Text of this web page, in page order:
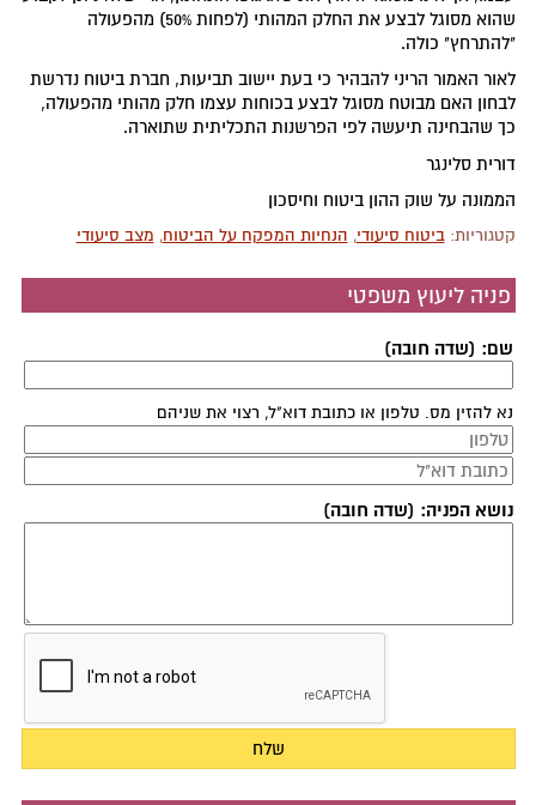
שהוא מסוגל לבצע את החלק המהותי (לפחות 50%) מהפעולה
"להתרחץ" כולה.
לאור האמור הריני להבהיר כי בעת יישוב תביעות, חברת ביטוח נדרשת
לבחון האם מבוטח מסוגל לבצע בכוחות עצמו חלק מהותי מהפעולה,
כך שהבחינה תיעשה לפי הפרשנות התכליתית שתוארה.
דורית סלינגר
הממונה על שוק ההון ביטוח וחיסכון
קטגוריות:ביטוח סיעודי, הנחיות המפקח על הביטוח, מצב סיעודי
פניה ליעוץ משפטי
שם: (שדה חובה)
נא להזין מס. טלפון או כתובת דוא"ל, רצוי את שניהם
נושא הפניה: (שדה חובה)